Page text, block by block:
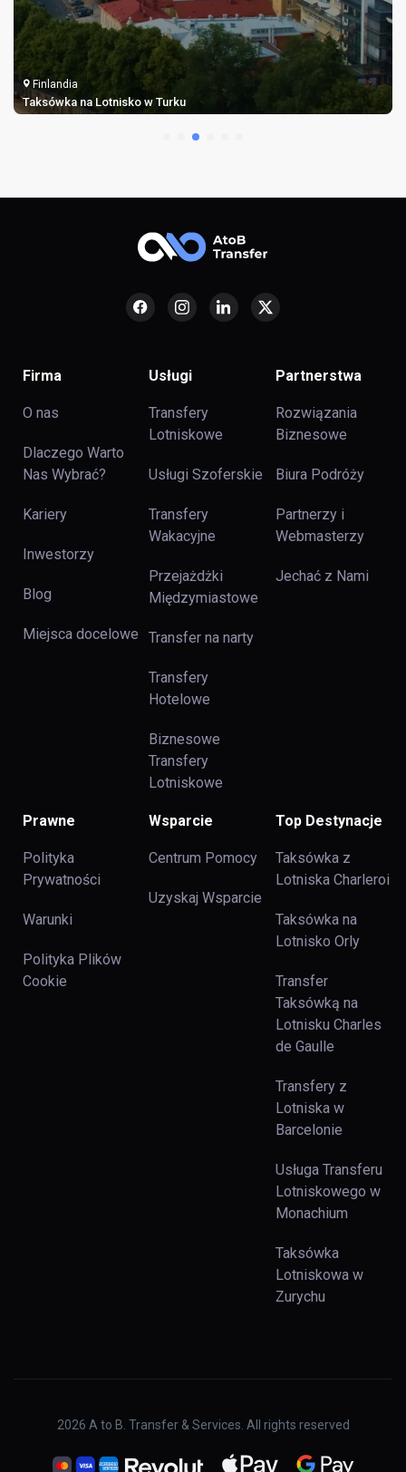
Finlandia
Taksówka na Lotnisko w Turku
Firma
O nas
Dlaczego Warto
Nas Wybrać?
Kariery
Inwestorzy
Blog
Miejsca docelowe
Usługi
Transfery
Lotniskowe
Usługi Szoferskie
Transfery
Wakacyjne
Przejażdżki
Międzymiastowe
Transfer na narty
Transfery
Hotelowe
Biznesowe
Transfery
Lotniskowe
Partnerstwa
Rozwiązania
Biznesowe
Biura Podróży
Partnerzy i
Webmasterzy
Jechać z Nami
Prawne
Polityka
Prywatności
Warunki
Polityka Plików
Cookie
Wsparcie
Centrum Pomocy
Uzyskaj Wsparcie
Top Destynacje
Taksówka z
Lotniska Charleroi
Taksówka na
Lotnisko Orly
Transfer
Taksówką na
Lotnisku Charles
de Gaulle
Transfery z
Lotniska w
Barcelonie
Usługa Transferu
Lotniskowego w
Monachium
Taksówka
Lotniskowa w
Zurychu
2026 A to B. Transfer & Services. All rights reserved